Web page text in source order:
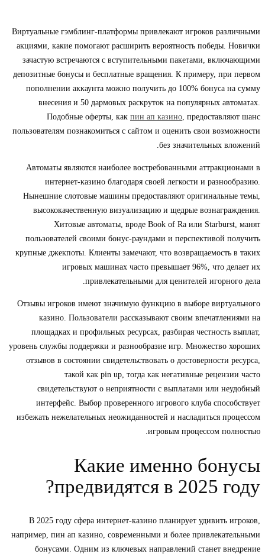
Виртуальные гэмблинг-платформы привлекают игроков различными
акциями, какие помогают расширить вероятность победы. Новички
зачастую встречаются с вступительными пакетами, включающими
депозитные бонусы и бесплатные вращения. К примеру, при первом
пополнении аккаунта можно получить до 100% бонуса на сумму
внесения и 50 дармовых раскруток на популярных автоматах.
Подобные оферты, как пин ап казино, предоставляют шанс
пользователям познакомиться с сайтом и оценить свои возможности
без значительных вложений.
Автоматы являются наиболее востребованными аттракционами в
интернет-казино благодаря своей легкости и разнообразию.
Нынешние слотовые машины предоставляют оригинальные темы,
высококачественную визуализацию и щедрые вознаграждения.
Хитовые автоматы, вроде Book of Ra или Starburst, манят
пользователей своими бонус-раундами и перспективой получить
крупные джекпоты. Клиенты замечают, что возвращаемость в таких
игровых машинах часто превышает 96%, что делает их
привлекательными для ценителей игорного дела.
Отзывы игроков имеют значимую функцию в выборе виртуального
казино. Пользователи рассказывают своим впечатлениями на
площадках и профильных ресурсах, разбирая честность выплат,
уровень службы поддержки и разнообразие игр. Множество хороших
отзывов в состоянии свидетельствовать о достоверности ресурса,
такой как pin up, тогда как негативные рецензии часто
свидетельствуют о неприятности с выплатами или неудобный
интерфейс. Выбор проверенного игрового клуба способствует
избежать нежелательных неожиданностей и насладиться процессом
игровым процессом полностью.
Какие именно бонусы
предвидятся в 2025 году?
В 2025 году сфера интернет-казино планирует удивить игроков,
например, пин ап казино, современными и более привлекательными
бонусами. Одним из ключевых направлений станет внедрение